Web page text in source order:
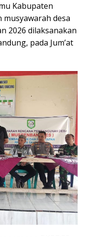
Kabupaten
desa
2026 dilaksanakan
pada Jum’at